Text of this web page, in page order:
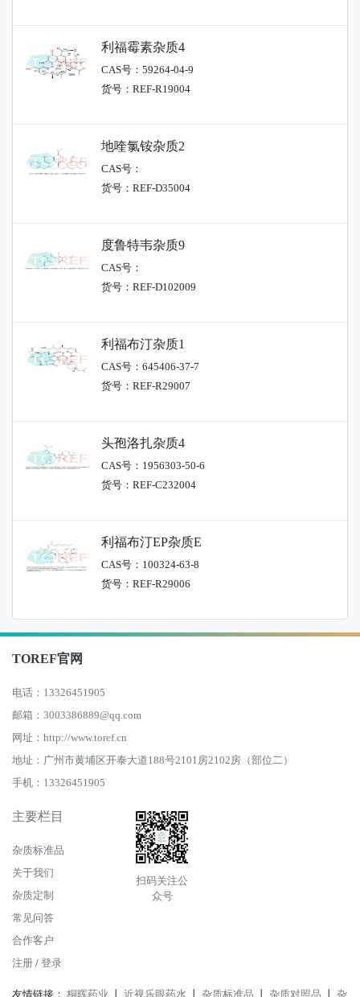
利福霉素杂质4
CAS号：59264-04-9
货号：REF-R19004
地喹氯铵杂质2
CAS号：
货号：REF-D35004
度鲁特韦杂质9
CAS号：
货号：REF-D102009
利福布汀杂质1
CAS号：645406-37-7
货号：REF-R29007
头孢洛扎杂质4
CAS号：1956303-50-6
货号：REF-C232004
利福布汀EP杂质E
CAS号：100324-63-8
货号：REF-R29006
TOREF官网
电话：13326451905
邮箱：3003386889@qq.com
网址：http://www.toref.cn
地址：广州市黄埔区开泰大道188号2101房2102房（部位二）
手机：13326451905
主要栏目
杂质标准品
关于我们
杂质定制
常见问答
合作客户
注册 / 登录
扫码关注公
众号